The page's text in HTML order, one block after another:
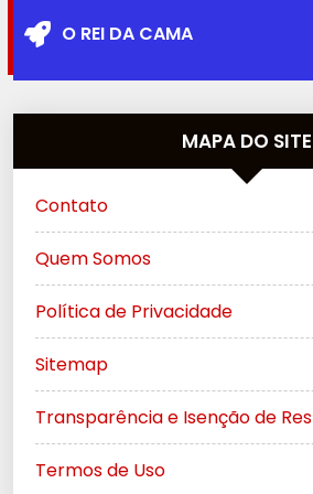
O REI DA CAMA
MAPA DO SITE
Contato
Quem Somos
Política de Privacidade
Sitemap
Transparência e Isenção de
Termos de Uso